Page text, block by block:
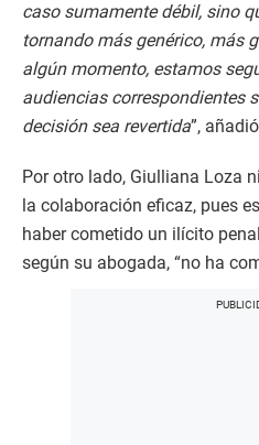
caso sumamente débil, sino
tornando más genérico, más
algún momento, estamos
audiencias correspondientes
decisión sea revertida”,
Por otro lado, Giulliana Loza
la colaboración eficaz, pues
haber cometido un ilícito
según su abogada, “no ha